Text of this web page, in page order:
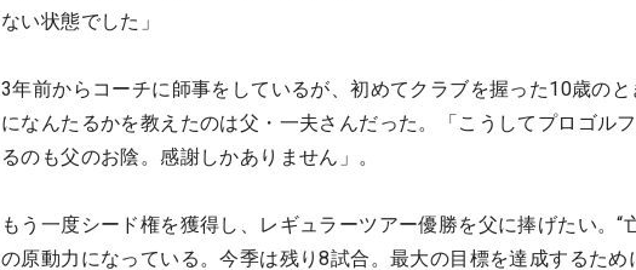
ない状態でした」
3年前からコーチに師事をしているが、初めてクラブを握った10歳の
になんたるかを教えたのは父・一夫さんだった。「こうしてプロゴル
るのも父のお陰。感謝しかありません」。
もう一度シード権を獲得し、レギュラーツアー優勝を父に捧げたい。“
の原動力になっている。今季は残り8試合。最大の目標を達成するた